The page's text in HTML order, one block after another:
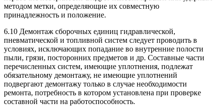
методом метки, определяющие их совместную
принадлежность и положение.
6.10 Демонтаж сборочных единиц гидравлической,
пневматической и топливной систем следует проводить в
условиях, исключающих попадание во внутренние полости
пыли, грязи, посторонних предметов и др. Составные части
перечисленных систем, имеющие уплотнения, подлежат
обязательному демонтажу, не имеющие уплотнений
подвергают демонтажу только в случае необходимости
ремонта, потребность в котором установлена при проверке
составной части на работоспособность.